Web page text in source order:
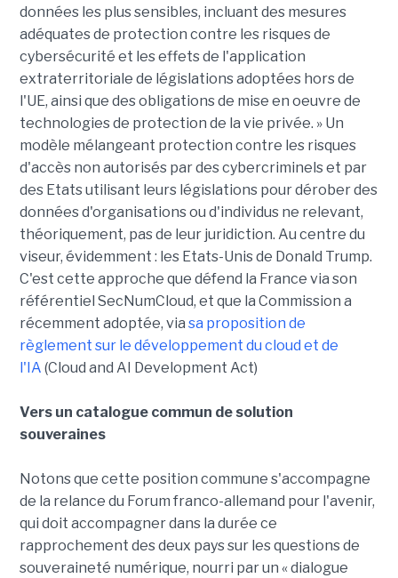
données les plus sensibles, incluant des mesures
adéquates de protection contre les risques de
cybersécurité et les effets de l'application
extraterritoriale de législations adoptées hors de
l'UE, ainsi que des obligations de mise en oeuvre de
technologies de protection de la vie privée. » Un
modèle mélangeant protection contre les risques
d'accès non autorisés par des cybercriminels et par
des Etats utilisant leurs législations pour dérober des
données d'organisations ou d'individus ne relevant,
théoriquement, pas de leur juridiction. Au centre du
viseur, évidemment : les Etats-Unis de Donald Trump.
C'est cette approche que défend la France via son
référentiel SecNumCloud, et que la Commission a
récemment adoptée, via sa proposition de
règlement sur le développement du cloud et de
l'IA (Cloud and AI Development Act)
Vers un catalogue commun de solution
souveraines
Notons que cette position commune s'accompagne
de la relance du Forum franco-allemand pour l'avenir,
qui doit accompagner dans la durée ce
rapprochement des deux pays sur les questions de
souveraineté numérique, nourri par un « dialogue